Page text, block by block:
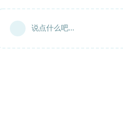
说点什么吧...